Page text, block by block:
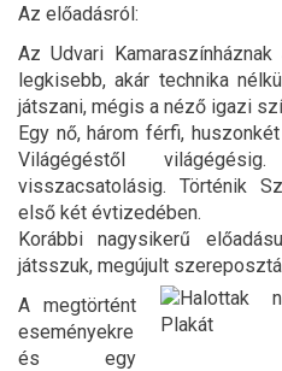
Az előadásról:
Az Udvari
legkisebb, akár technika
játszani, mégis a néző igazi
Egy nő, három férfi,
Világégéstől
visszacsatolásig. Történik
első két évtizedében.
Korábbi nagysikerű
játsszuk, megújult
A megtörtént
eseményekre
és egy